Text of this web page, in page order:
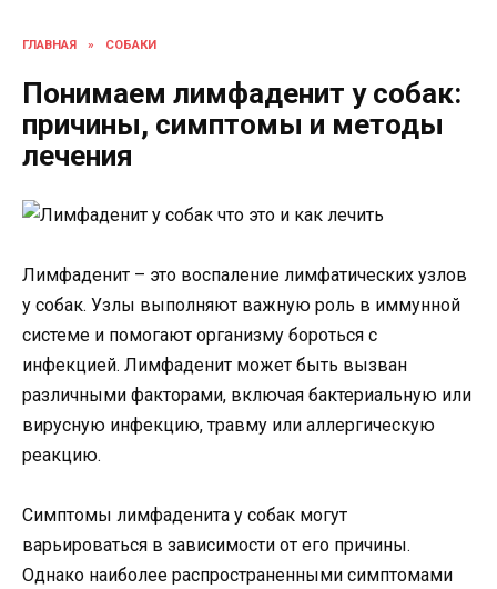
ГЛАВНАЯ » СОБАКИ
Понимаем лимфаденит у собак:
причины, симптомы и методы
лечения
Лимфаденит – это воспаление лимфатических узлов
у собак. Узлы выполняют важную роль в иммунной
системе и помогают организму бороться с
инфекцией. Лимфаденит может быть вызван
различными факторами, включая бактериальную или
вирусную инфекцию, травму или аллергическую
реакцию.
Симптомы лимфаденита у собак могут
варьироваться в зависимости от его причины.
Однако наиболее распространенными симптомами